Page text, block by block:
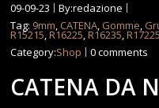
09-09-23
By:redazione
Tag: 9mm, CATENA, Gomme,
R15215,R16225,R16235,R17225
Category:Shop 0 comments
CATENA DA